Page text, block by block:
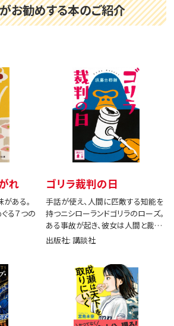
お勧めする本のご紹介
れ
ある。
る７つの
ゴリラ裁判の日
手話が使え、人間に匹敵する知能を
持つニシローランドゴリラのローズ。
ある事故が起き、彼女は人間と裁判
で闘う。
出版社: 講談社